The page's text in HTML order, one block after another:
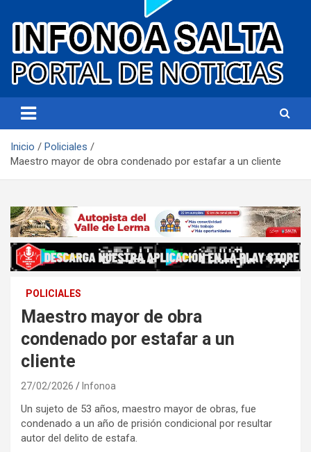
Infonoa Salta
Inicio
Policiales
Maestro mayor de obra condenado por estafar a un cliente
POLICIALES
Maestro mayor de obra
condenado por estafar a un
cliente
27/02/2026 Infonoa
Un sujeto de 53 años, maestro mayor de obras, fue
condenado a un año de prisión condicional por resultar
autor del delito de estafa.